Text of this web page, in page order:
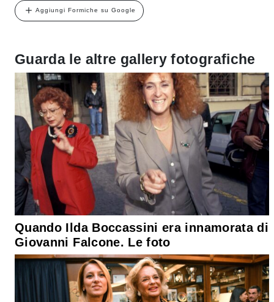
Aggiungi Formiche su Google
Guarda le altre gallery fotografiche
Quando Ilda Boccassini era innamorata di
Giovanni Falcone. Le foto